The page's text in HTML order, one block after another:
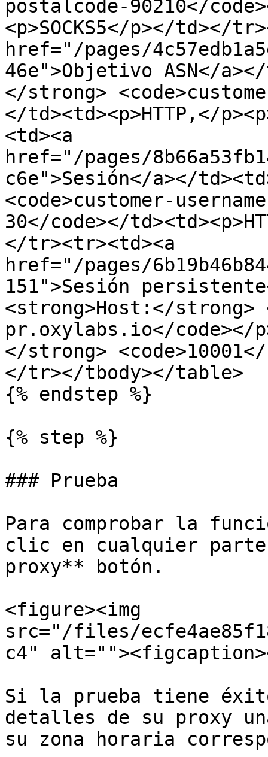
postalcode-90210</
<p>SOCKS5</p></td></
href="/pages/
46e">Objetivo ASN</
</strong>
</td><td><p>HTTP,</
<td><a
href="/pages/
c6e">Sesión</a></
<code>customer-
30</code></
</tr><tr><td><a
href="/pages/
151">Sesión
<strong>Host:</strong>
pr.oxylabs.io</code></
</strong>
</tr></tbody></table>
{% endstep %}
{% step %}
### Prueba
Para comprobar la
clic en cualquier
proxy** botón.
<figure><img
src="/files/
c4"
Si la prueba tiene
detalles de su proxy
su zona horaria